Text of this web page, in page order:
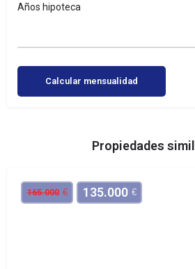
Años hipoteca
Calcular mensualidad
Propiedades
165.000 € 135.000 €